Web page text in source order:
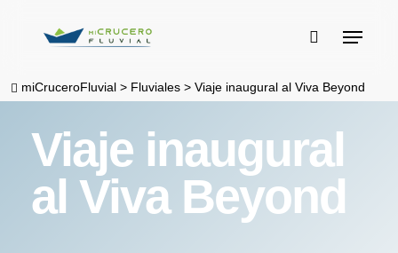
content
buscar
Menu
miCruceroFluvial > Fluviales >Viaje inaugural al Viva Beyond
Viaje inaugural
al Viva Beyond